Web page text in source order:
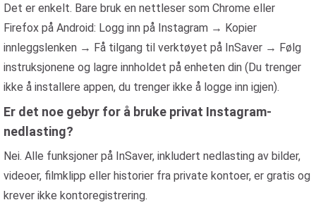
Det er enkelt. Bare bruk en nettleser som Chrome eller
Firefox på Android: Logg inn på Instagram → Kopier
innleggslenken → Få tilgang til verktøyet på InSaver → Følg
instruksjonene og lagre innholdet på enheten din (Du trenger
ikke å installere appen, du trenger ikke å logge inn igjen).
Er det noe gebyr for å bruke privat Instagram-
nedlasting?
Nei. Alle funksjoner på InSaver, inkludert nedlasting av bilder,
videoer, filmklipp eller historier fra private kontoer, er gratis og
krever ikke kontoregistrering.